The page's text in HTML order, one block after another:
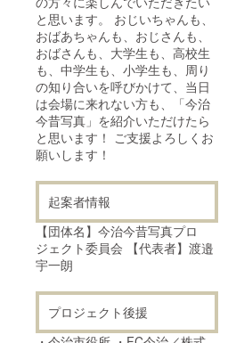
と思います。 おじいちゃんも、
おばあちゃんも、おじさんも、
おばさんも、大学生も、高校生
も、中学生も、小学生も、周り
の知り合いを呼びかけて、当日
は会場に来れない方も、「今治
今昔写真」を紹介いただけたら
と思います！ ご支援よろしくお
願いします！
起案者情報
【団体名】今治今昔写真プロ
ジェクト委員会 【代表者】渡邉
宇一朗
プロジェクト後援